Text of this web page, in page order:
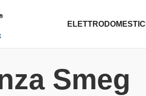
ELETTRODOMESTICI
Smeg